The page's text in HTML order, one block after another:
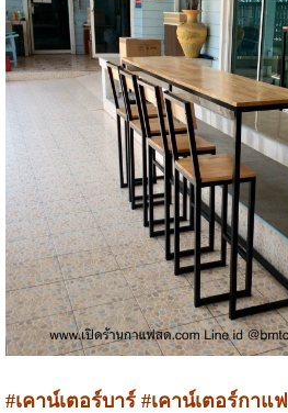
#เคาน์เตอร์บาร์ #เคาน์เตอร์กาแฟ